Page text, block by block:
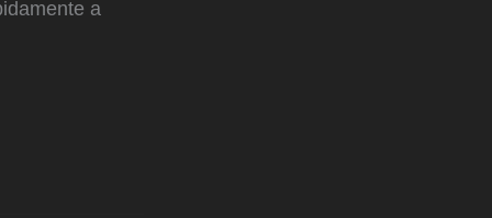
a